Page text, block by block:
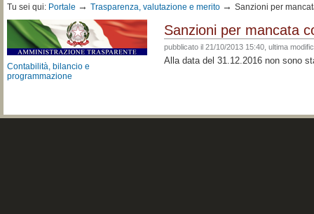
Tu sei qui: Portale → Trasparenza, valutazione e merito → Sanzioni per
Contabilità, bilancio e
programmazione
Sanzioni per mancata
pubblicato il 21/10/2013 15:40,ultima
Alla data del 31.12.2016 non sono